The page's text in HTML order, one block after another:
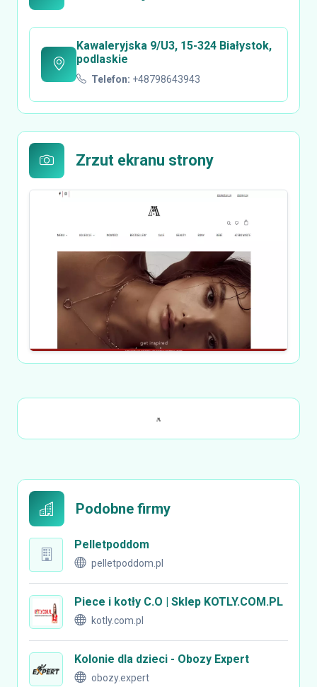
Kawaleryjska 9/U3, 15-324 Białystok,
podlaskie
Telefon: +48798643943
Zrzut ekranu strony
Podobne firmy
Pelletpoddom
pelletpoddom.pl
Piece i kotły C.O | Sklep KOTLY.COM.PL
kotly.com.pl
Kolonie dla dzieci - Obozy Expert
obozy.expert